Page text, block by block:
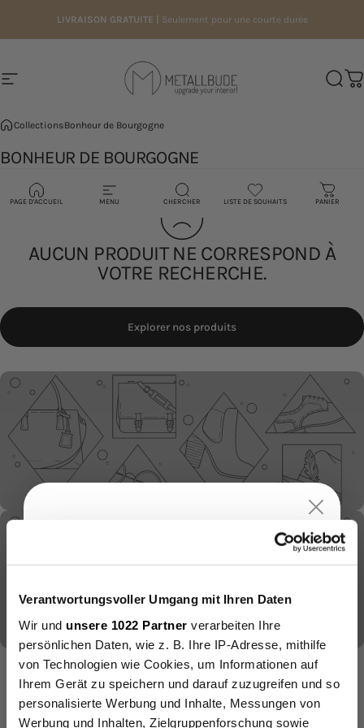
Verantwortungsvoller Umgang mit Ihren Daten
Wir und unsere 1022 Partner verarbeiten Ihre
persönlichen Daten, wie z. B. Ihre IP-Adresse, mithilfe
von Technologien wie Cookies, um Informationen auf
Ihrem Gerät zu speichern und darauf zuzugreifen und so
personalisierte Werbung und Inhalte, Messungen von
Werbung und Inhalten, Zielgruppenforschung sowie
LIVRAISON GRATUITE | Seulement pour une courte durée
Navigation Metallbude
PAGE D'ACCUEIL MENU CHERCHER LISTE DE SOUHAITS PANIER
CollectionsBonheur de Bourgogne
BONHEUR DE BOURGOGNE
0 produit
AUCUN PRODUIT NE CORRESPOND À
VOTRE RECHERCHE.
Explorer nos produits
Rabatt
auf deine erste
Bestellung.
Bis zu 30% Rabatt
5% (ab 150€)
10% (ab 250€)
15% (ab 400€) 🔥